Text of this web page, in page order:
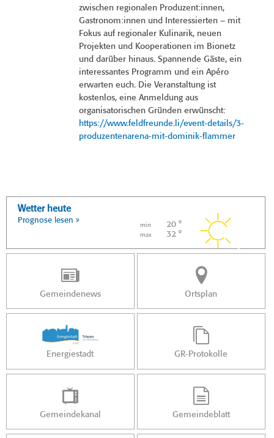
zwischen regionalen Produzent:innen,
Gastronom:innen und Interessierten – mit
Fokus auf regionaler Kulinarik, neuen
Projekten und Kooperationen im Bionetz
und darüber hinaus. Spannende Gäste, ein
interessantes Programm und ein Apéro
erwarten euch. Die Veranstaltung ist
kostenlos, eine Anmeldung aus
organisatorischen Gründen erwünscht:
https://www.feldfreunde.li/event-details/3-
produzentenarena-mit-dominik-flammer
Wetter heute
Prognose lesen »
min 20 °
max 32 °
Gemeindenews Ortsplan
Energiestadt GR-Protokolle
Gemeindekanal Gemeindeblatt